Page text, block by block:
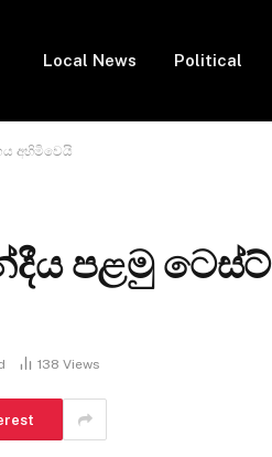
Local News Political
අහිමිවෙයි
පළමු
138 Views